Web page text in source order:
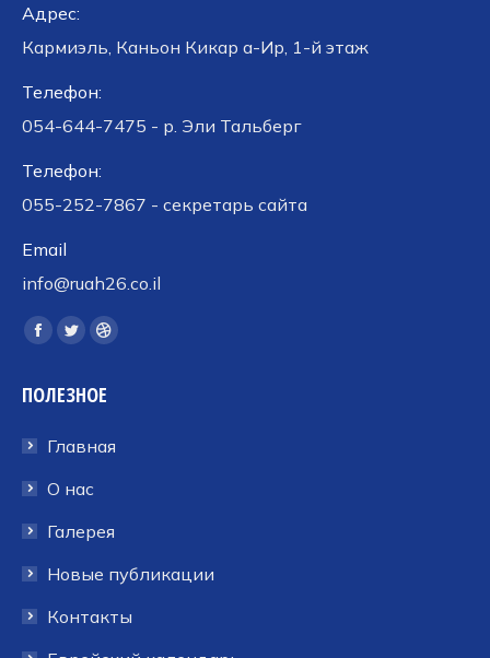
Адрес:
Кармиэль, Каньон Кикар а-Ир, 1-й этаж
Телефон:
054-644-7475 - р. Эли Тальберг
Телефон:
055-252-7867 - секретарь сайта
Email
info@ruah26.co.il
Ищите нас:
Страница
открывается
новом
окне
Страница
открывается
новом
окне
Страница
открывается
новом
ПОЛЕЗНОЕ
Главная
О нас
Галерея
Новые публикации
Контакты